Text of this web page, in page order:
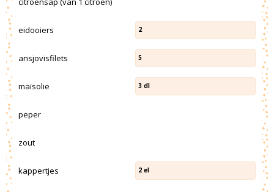
eidooiers 2
ansjovisfilets 5
maïsolie 3 dl
peper
zout
kappertjes 2 el